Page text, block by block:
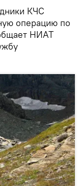
КЧС
операцию по
НИАТ